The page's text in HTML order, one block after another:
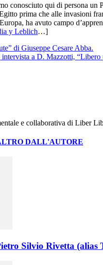
conosciuto qui di persona
prima che alle invasioni
ha avuto campo
y Leblich…]
di Giuseppe Cesare Abba.
intervista a D. Mazzotti, “Libero
e collaborativa di Liber
DALL'AUTORE
Silvio Rivetta (alias